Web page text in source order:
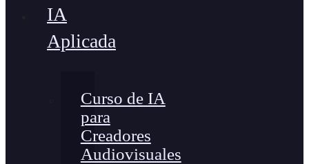
IA
Aplicada
Curso de IA
para
Creadores
Audiovisuales